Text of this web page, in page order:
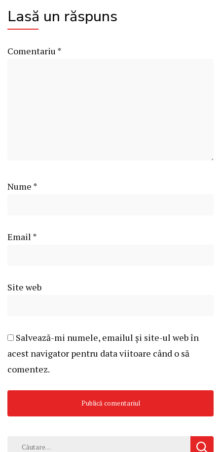
Lasă un răspuns
Comentariu *
Nume *
Email *
Site web
Salvează-mi numele, emailul și site-ul web în
acest navigator pentru data viitoare când o să
comentez.
Caută